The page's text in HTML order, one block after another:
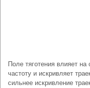
Поле тяготения влияет
частоту и искривляет
сильнее искривление